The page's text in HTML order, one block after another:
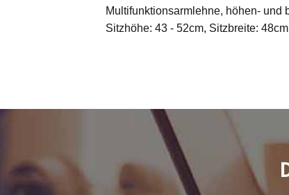
Multifunktionsarmlehne, höhen- und
Sitzhöhe: 43 - 52cm, Sitzbreite: